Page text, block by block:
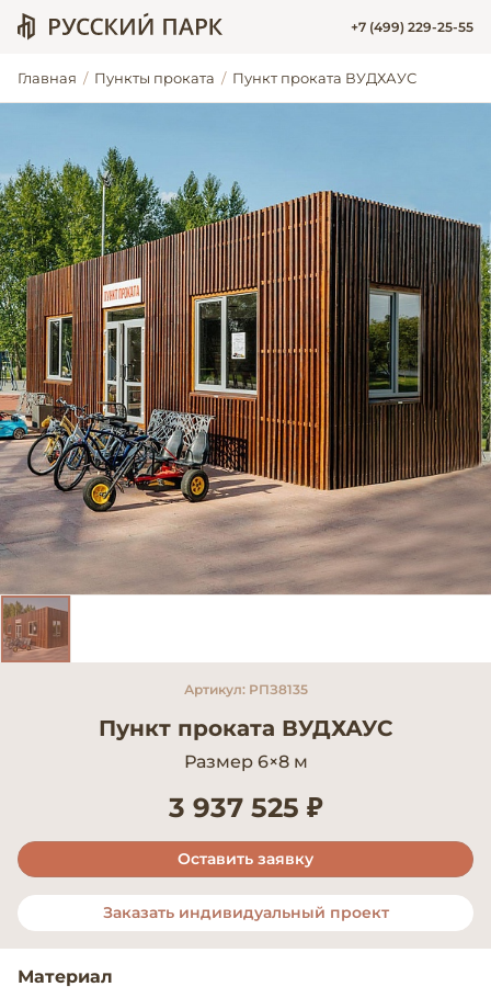
+7 (499) 229-25-55
Главная Пункты проката Пункт проката ВУДХАУС
Артикул: РПЗ8135
Пункт проката ВУДХАУС
Размер 6×8 м
3 937 525 ₽
Оставить заявку
Заказать индивидуальный проект
Материал